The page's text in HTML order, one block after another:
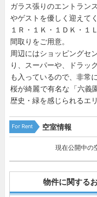
ガラス張りのエントラン
やゲストを優しく迎えてく
１Ｒ・１Ｋ・１ＤＫ・１
間取りをご用意。
周辺にはショッピングセ
り、スーパーや、ドラッ
も入っているので、非常
桜が綺麗で有名な「六義
歴史・緑を感じられるエ
For Rent 空室情報
現在公開中の
物件に関する